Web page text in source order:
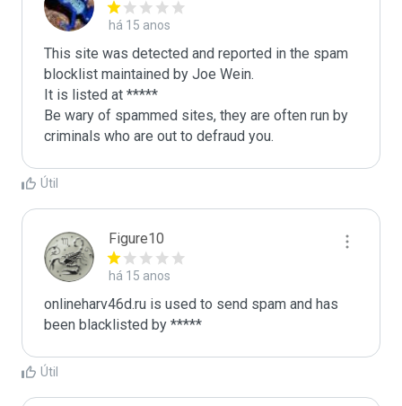
há 15 anos
This site was detected and reported in the spam
blocklist maintained by Joe Wein.
It is listed at *****
Be wary of spammed sites, they are often run by
criminals who are out to defraud you.
Útil
Figure10
há 15 anos
onlineharv46d.ru is used to send spam and has
been blacklisted by *****
Útil